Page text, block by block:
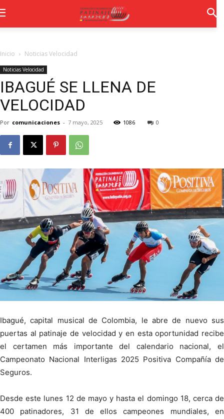
Inicio Noticias Velocidad
Noticias Velocidad
IBAGUÉ SE LLENA DE
VELOCIDAD
Por comunicaciones - 7 mayo, 2025 1086 0
Ibagué, capital musical de Colombia, le abre de nuevo sus
puertas al patinaje de velocidad y en esta oportunidad recibe
el certamen más importante del calendario nacional, el
Campeonato Nacional Interligas 2025 Positiva Compañía de
Seguros.
Desde este lunes 12 de mayo y hasta el domingo 18, cerca de
400 patinadores, 31 de ellos campeones mundiales, en